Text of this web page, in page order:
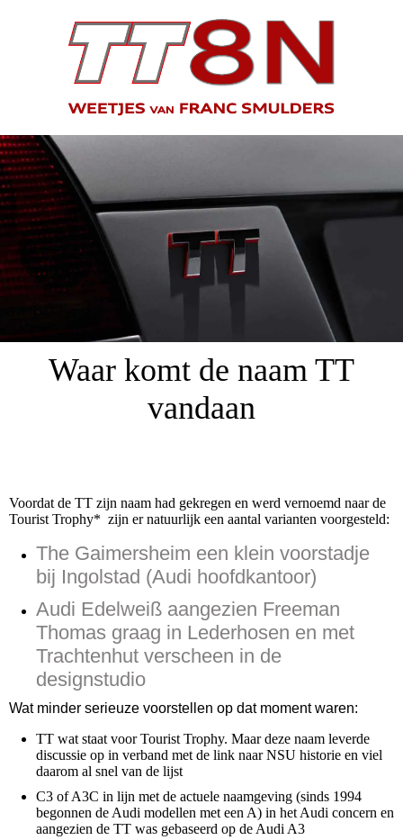
Waar komt de naam TT
vandaan
Voordat de TT zijn naam had gekregen en werd vernoemd naar de
Tourist Trophy* zijn er natuurlijk een aantal varianten voorgesteld:
The Gaimersheim een klein voorstadje
bij Ingolstad (Audi hoofdkantoor)
Audi Edelweiß aangezien Freeman
Thomas graag in Lederhosen en met
Trachtenhut verscheen in de
designstudio
Wat minder serieuze voorstellen op dat moment waren:
TT wat staat voor Tourist Trophy. Maar deze naam leverde
discussie op in verband met de link naar NSU historie en viel
daarom al snel van de lijst
C3 of A3C in lijn met de actuele naamgeving (sinds 1994
begonnen de Audi modellen met een A) in het Audi concern en
aangezien de TT was gebaseerd op de Audi A3